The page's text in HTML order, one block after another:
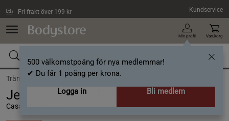
Fri frakt över 199 kr Kundservice
Min profil
500 välkomstpoäng för nya medlemmar!
✔ Du får 1 poäng per krona.
Logga in
Bli medlem
Varukorg
Träning / Träningskläder dam /Byxor
Jersey Straight Pant, Black, L
Casall Sportswear